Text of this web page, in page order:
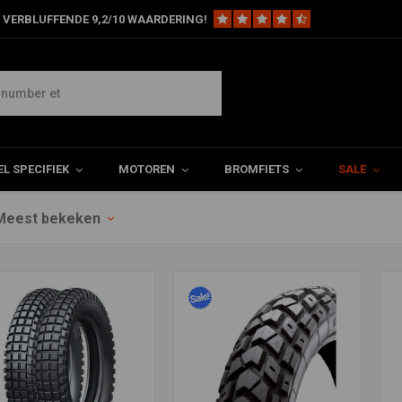
9,2/10 WAARDERING!
SPECIFIEK MOTOREN BROMFIETS SALE
bekeken